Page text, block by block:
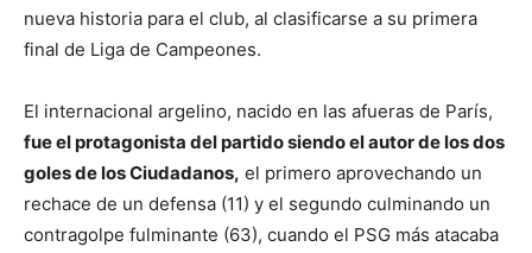
nueva historia para el club, al clasificarse a su primera
final de Liga de Campeones.
El internacional argelino, nacido en las afueras de París,
fue el protagonista del partido siendo el autor de los dos
goles de los Ciudadanos, el primero aprovechando un
rechace de un defensa (11) y el segundo culminando un
contragolpe fulminante (63), cuando el PSG más atacaba